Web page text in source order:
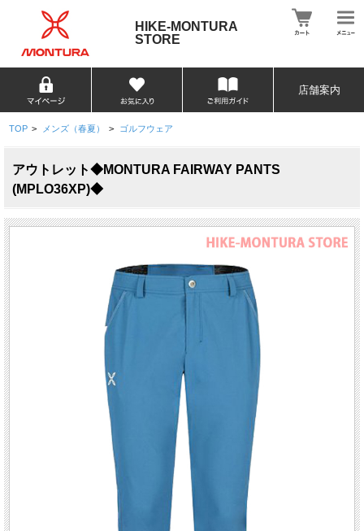
HIKE-MONTURA
STORE
店舗案内
TOP > メンズ（春夏） > ゴルフウェア
アウトレット◆MONTURA FAIRWAY PANTS
(MPLO36XP)◆